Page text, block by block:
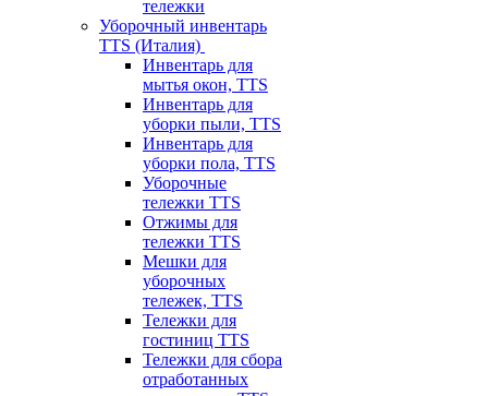
тележки
Уборочный инвентарь
TTS (Италия)
Инвентарь для
мытья окон, TTS
Инвентарь для
уборки пыли, TTS
Инвентарь для
уборки пола, TTS
Уборочные
тележки TTS
Отжимы для
тележки TTS
Мешки для
уборочных
тележек, TTS
Тележки для
гостиниц TTS
Тележки для сбора
отработанных